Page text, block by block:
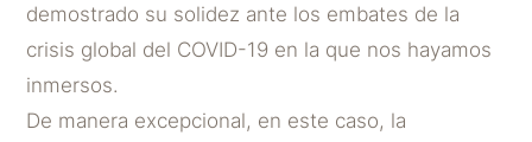
demostrado su solidez ante los embates de la
crisis global del COVID-19 en la que nos hayamos
inmersos.
De manera excepcional, en este caso, la